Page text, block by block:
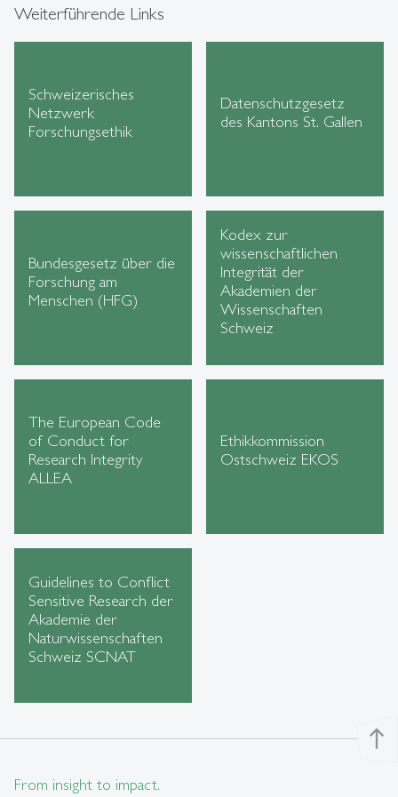
Weiterführende Links
Schweizerisches
Netzwerk
Forschungsethik
Datenschutzgesetz
des Kantons St. Gallen
Bundesgesetz über die
Forschung am
Menschen (HFG)
Kodex zur
wissenschaftlichen
Integrität der
Akademien der
Wissenschaften
Schweiz
The European Code
of Conduct for
Research Integrity
ALLEA
Ethikkommission
Ostschweiz EKOS
Guidelines to Conflict
Sensitive Research der
Akademie der
Naturwissenschaften
Schweiz SCNAT
north
From insight to impact.